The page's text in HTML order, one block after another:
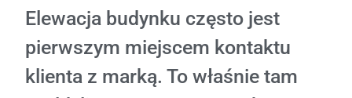
Elewacja budynku często jest
pierwszym miejscem kontaktu
klienta z marką. To właśnie tam